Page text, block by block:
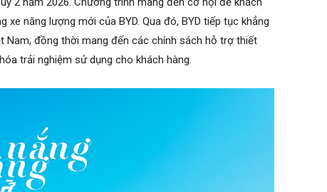
năng lượng mới của BYD. Qua đó, BYD tiếp tục khẳng
đồng thời mang đến các chính sách hỗ trợ thiết
trải nghiệm sử dụng cho khách hàng.